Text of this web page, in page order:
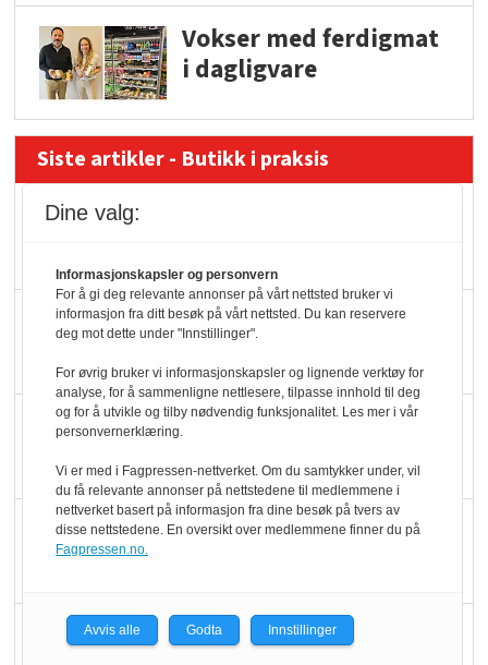
Vokser med ferdigmat
i dagligvare
Siste artikler - Butikk i praksis
Slik opprettholdes
ølsalget
Færre varer, men fulle
hyller
KI lager mat i butikken
Q passerte 1 milliard i
Dine valg:
Informasjonskapsler og personvern
For å gi deg relevante annonser på vårt nettsted bruker vi
informasjon fra ditt besøk på vårt nettsted. Du kan reservere
deg mot dette under "Innstillinger".
For øvrig bruker vi informasjonskapsler og lignende verktøy for
analyse, for å sammenligne nettlesere, tilpasse innhold til deg
og for å utvikle og tilby nødvendig funksjonalitet. Les mer i vår
personvernerklæring.
Vi er med i Fagpressen-nettverket. Om du samtykker under, vil
du få relevante annonser på nettstedene til medlemmene i
nettverket basert på informasjon fra dine besøk på tvers av
disse nettstedene. En oversikt over medlemmene finner du på
Fagpressen.no.
Avvis alle Godta Innstillinger